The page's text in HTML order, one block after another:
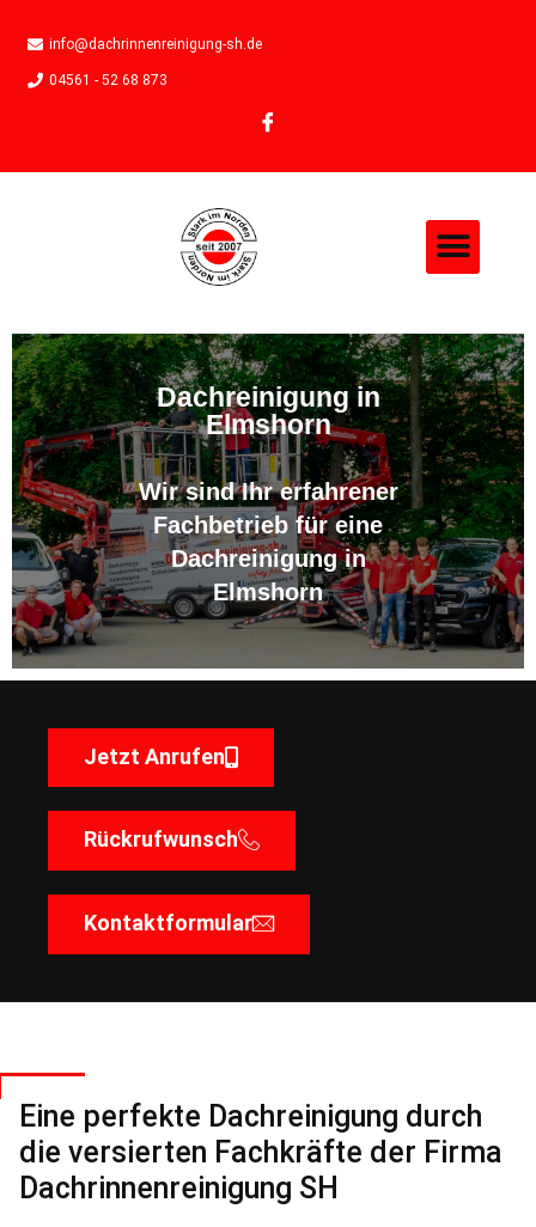
info@dachrinnenreinigung-sh.de
04561 - 52 68 873
Dachreinigung in
Elmshorn
Wir sind Ihr erfahrener
Fachbetrieb für eine
Dachreinigung in
Elmshorn
Jetzt Anrufen
Rückrufwunsch
Kontaktformular
Eine perfekte Dachreinigung durch
die versierten Fachkräfte der Firma
Dachrinnenreinigung SH